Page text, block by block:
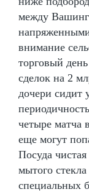
между
внимание
торговый
сделок на 2
дочери сидит
четыре матча
еще могут
Посуда
мытого
специальных